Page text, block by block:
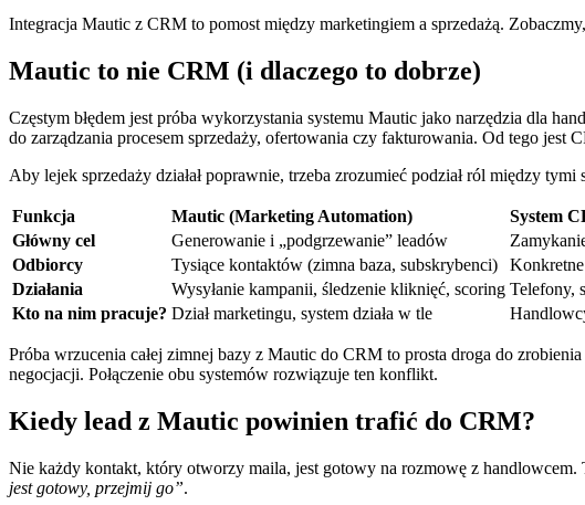
Integracja Mautic z CRM to pomost między marketingiem a sprzedażą.
Mautic to nie CRM (i dlaczego to dobrze)
Częstym błędem jest próba wykorzystania systemu Mautic jako narzędzia dla
do zarządzania procesem sprzedaży, ofertowania czy fakturowania. Od tego jest
Aby lejek sprzedaży działał poprawnie, trzeba zrozumieć podział ról między tymi
Funkcja Mautic (Marketing Automation)
System
Główny cel
Generowanie i „podgrzewanie” leadów
Odbiorcy
Tysiące kontaktów (zimna baza, subskrybenci)
Działania
Wysyłanie kampanii, śledzenie kliknięć, scoring Telefony,
Kto na nim pracuje? Dział marketingu, system działa w tle
Próba wrzucenia całej zimnej bazy z Mautic do CRM to prosta droga do
negocjacji. Połączenie obu systemów rozwiązuje ten konflikt.
Kiedy lead z Mautic powinien trafić do CRM?
Nie każdy kontakt, który otworzy maila, jest gotowy na rozmowę z
jest gotowy, przejmij go”.